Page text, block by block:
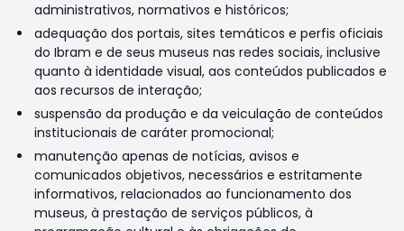
administrativos, normativos e históricos;
adequação dos portais, sites temáticos e perfis oficiais
do Ibram e de seus museus nas redes sociais, inclusive
quanto à identidade visual, aos conteúdos publicados e
aos recursos de interação;
suspensão da produção e da veiculação de conteúdos
institucionais de caráter promocional;
manutenção apenas de notícias, avisos e
comunicados objetivos, necessários e estritamente
informativos, relacionados ao funcionamento dos
museus, à prestação de serviços públicos, à